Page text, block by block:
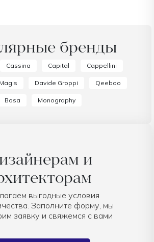
бренды
Cassina Capital Cappellini
Magis Davide Groppi Qeeboo
Bosa Monography
и
выгодные условия
Заполните форму, мы
заявку и свяжемся с вами